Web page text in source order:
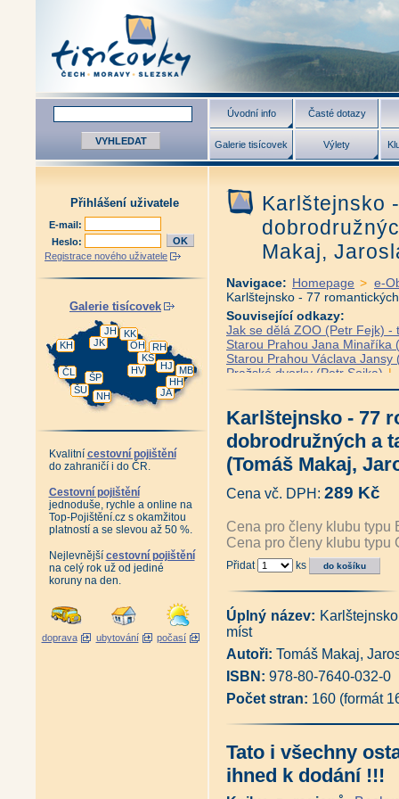
Úvodní info Časté dotazy
Galerie tisícovek Výlety
Přihlášení uživatele
E-mail:
Heslo:
Registrace nového uživatele
Galerie tisícovek
JA
HH
MB
HJ
HV
NH
KS
RH
ŠP
ŠU
OH
JK
KK
ČL
JH
KH
Kvalitní cestovní pojištění
do zahraničí i do ČR.
Cestovní pojištění
jednoduše, rychle a online na
Top-Pojištění.cz s okamžitou
platností a se slevou až 50 %.
Nejlevnější cestovní pojištění
na celý rok už od jediné
koruny na den.
doprava ubytování počasí
Karlštejnsko
Makaj,
Navigace: Homepage > e-
Karlštejnsko - 77
Související odkazy:
Jak se dělá ZOO (Petr Fejk)
Starou Prahou Jana Minaříka
Starou Prahou Václava
Pražské dvorky (Petr Sojka) |
Praha v proměnách času
Antikvariát - Procházky
Zánik pražského ghetta
Plánování Prahy - Historie
1994 (Martina Koukalová,
Velká Praha Drobnovhledy
Pražské vilové čtvrti (Pavel
Pražští skalníci, kameníci a
Pražská okénka (Stanislava
Antikvatiát - Město jménem
Antikvariát - Pražský hrad -
Praha za císaře pána (Pavel
Antikvariát - Vyšehrad,
Antikvariát - Královský
Nejkrásnější fotografie Prahy
Antikvariát - Stará Praha
Antikvariát - Stará Praha
Botič v hlavní roli (Pavlína
Kamenný most v Praze
Antikvariát - Archeologie na
Klárov I. Klarův ústav (Petr
Dlabačov a nymburský rod
Karlštejnsko - 77
dobrodružných a
(Tomáš Makaj,
Cena vč. DPH: 289 Kč
Cena pro členy klubu typu
Cena pro členy klubu typu
Přidat ks
Úplný název:
míst
Autoři: Tomáš Makaj,
ISBN: 978-80-7640-032-0
Počet stran: 160 (formát
Tato i všechny
ihned k dodání !!!